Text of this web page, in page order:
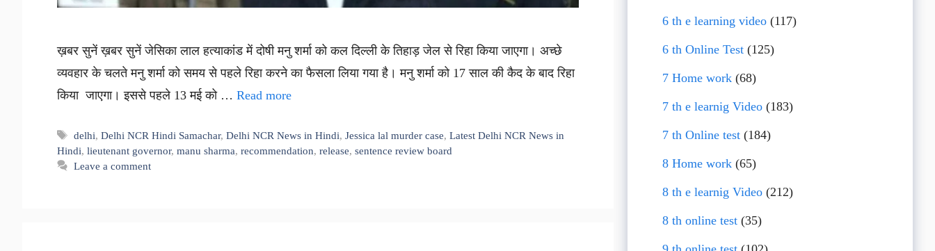
ख़बर सुनें ख़बर सुनें जेसिका लाल हत्याकांड में दोषी मनु शर्मा को कल दिल्ली के तिहाड़ जेल से रिहा किया जाएगा। अच्छे
व्यवहार के चलते मनु शर्मा को समय से पहले रिहा करने का फैसला लिया गया है। मनु शर्मा को 17 साल की कैद के बाद रिहा
किया जाएगा। इससे पहले 13 मई को … Read more
Tags
delhi,Delhi NCR Hindi Samachar,Delhi NCR News in Hindi,Jessica lal murder case,Latest Delhi NCR News in
Hindi, lieutenant governor, manu sharma, recommendation, release, sentence review board
Leave a comment
6 th e learning video(117)
6 th Online Test(125)
7 Home work(68)
7 th e learnig Video(183)
7 th Online test(184)
8 Home work(65)
8 th e learnig Video(212)
8 th online test(35)